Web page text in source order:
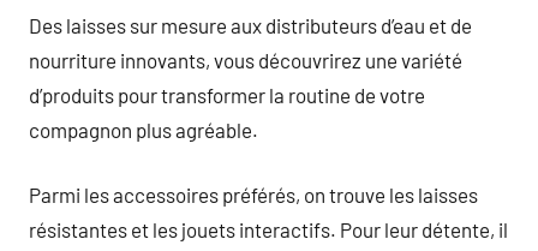
Des laisses sur mesure aux distributeurs d’eau et de
nourriture innovants, vous découvrirez une variété
d’produits pour transformer la routine de votre
compagnon plus agréable.
Parmi les accessoires préférés, on trouve les laisses
résistantes et les jouets interactifs. Pour leur détente, il